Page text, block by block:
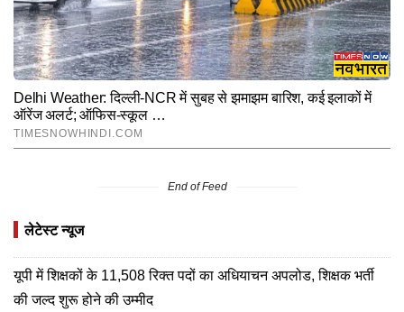
End of Feed
लेटेस्ट न्यूज
यूपी में शिक्षकों के 11,508 रिक्त पदों का अधियाचन अपलोड, शिक्षक भर्ती
की जल्द शुरू होने की उम्मीद